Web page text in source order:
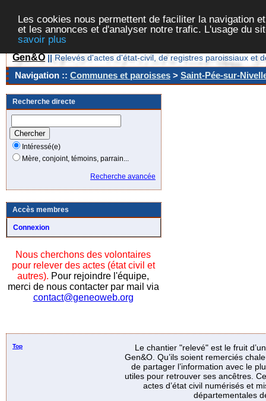
Les cookies nous permettent de faciliter la navigation
et les annonces et d'analyser notre trafic. L'usage du
savoir plus
Gen&O || Relevés d'actes d'état-civil, de registres paroissiaux et
Navigation :: Communes et paroisses > Saint-Pée-sur-
Recherche directe
Intéressé(e)
Mère, conjoint, témoins, parrain...
Recherche avancée
Accès membres
Connexion
Nous cherchons des volontaires
pour relever des actes (état civil et
autres). Pour rejoindre l'équipe,
merci de nous contacter par mail via
contact@geneoweb.org
Top
Le chantier "relevé" est le fruit
Gen&O. Qu’ils soient remerciés
de partager l’information avec le
utiles pour retrouver ses ancêtres.
actes d’état civil numérisés et
départementales